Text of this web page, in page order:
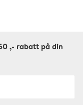
,- rabatt på din